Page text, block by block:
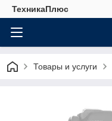
ТехникаПлюс
Товары и услуги